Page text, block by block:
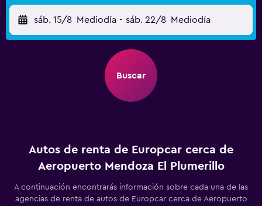
sáb. 15/8 Mediodía - sáb. 22/8 Mediodía
Buscar
Autos de renta de Europcar cerca de
Aeropuerto Mendoza El Plumerillo
A continuación encontrarás información sobre cada una de las
agencias de renta de autos de Europcar cerca de Aeropuerto